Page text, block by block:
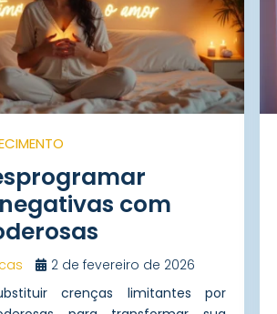
com
2 de fevereiro de 2026
crenças limitantes por